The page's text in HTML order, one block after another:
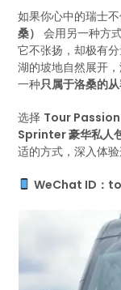
如果你心中的瑞士
桑） 会用另一种方
它不张扬，却极有
湖的坡地自然展开
一种只属于洛桑的
选择 Tour Passion
Sprinter 豪华私人
适的方式，深入体
WeChat ID：